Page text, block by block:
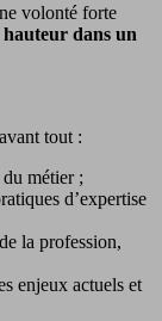
volonté forte
dans un
tout :
métier ;
d’expertise
la profession,
enjeux actuels et